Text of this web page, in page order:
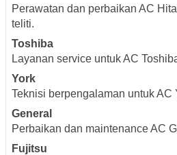
Perawatan dan perbaikan AC
teliti.
Toshiba
Layanan service untuk AC
York
Teknisi berpengalaman untuk AC
General
Perbaikan dan maintenance AC
Fujitsu